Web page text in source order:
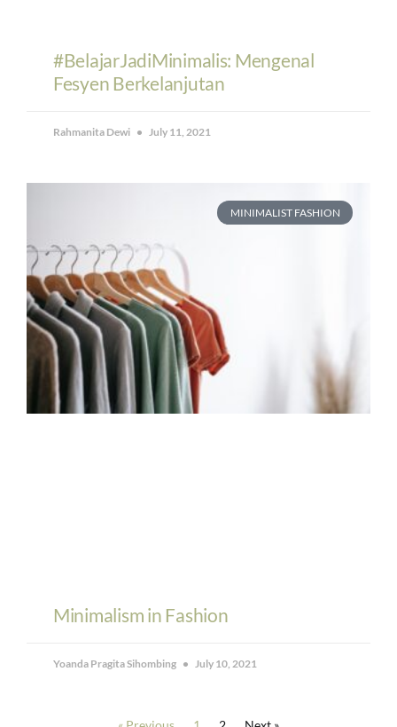
#BelajarJadiMinimalis: Mengenal
Fesyen Berkelanjutan
Rahmanita Dewi July 11, 2021
MINIMALIST FASHION
Minimalism in Fashion
Yoanda Pragita Sihombing July 10, 2021